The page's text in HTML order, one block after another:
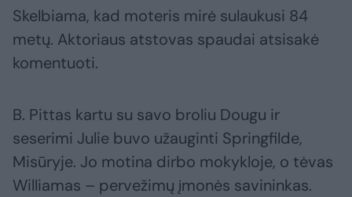
Skelbiama, kad moteris mirė sulaukusi 84
metų. Aktoriaus atstovas spaudai atsisakė
komentuoti.
B. Pittas kartu su savo broliu Dougu ir
seserimi Julie buvo užauginti Springfilde,
Misūryje. Jo motina dirbo mokykloje, o tėvas
Williamas – pervežimų įmonės savininkas.